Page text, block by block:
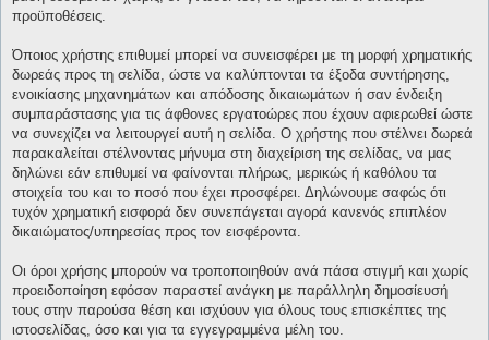
προϋποθέσεις.
Όποιος χρήστης επιθυμεί μπορεί να συνεισφέρει με τη μορφή χρηματικής
δωρεάς προς τη σελίδα, ώστε να καλύπτονται τα έξοδα συντήρησης,
ενοικίασης μηχανημάτων και απόδοσης δικαιωμάτων ή σαν ένδειξη
συμπαράστασης για τις άφθονες εργατοώρες που έχουν αφιερωθεί ώστε
να συνεχίζει να λειτουργεί αυτή η σελίδα. Ο χρήστης που στέλνει δωρεά
παρακαλείται στέλνοντας μήνυμα στη διαχείριση της σελίδας, να μας
δηλώνει εάν επιθυμεί να φαίνονται πλήρως, μερικώς ή καθόλου τα
στοιχεία του και το ποσό που έχει προσφέρει. Δηλώνουμε σαφώς ότι
τυχόν χρηματική εισφορά δεν συνεπάγεται αγορά κανενός επιπλέον
δικαιώματος/υπηρεσίας προς τον εισφέροντα.
Οι όροι χρήσης μπορούν να τροποποιηθούν ανά πάσα στιγμή και χωρίς
προειδοποίηση εφόσον παραστεί ανάγκη με παράλληλη δημοσίευσή
τους στην παρούσα θέση και ισχύουν για όλους τους επισκέπτες της
ιστοσελίδας, όσο και για τα εγγεγραμμένα μέλη του.